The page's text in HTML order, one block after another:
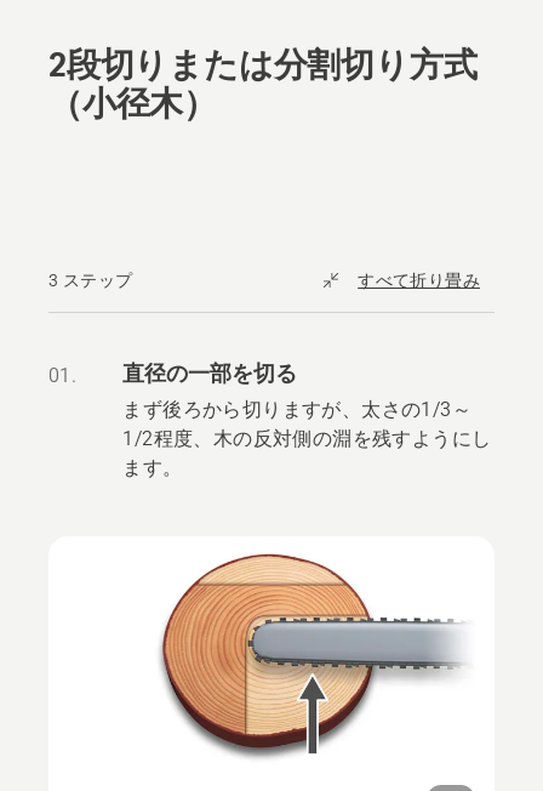
2段切りまたは分割切り方式
（小径木）
3 ステップ すべて折り畳み
01. 直径の一部を切る
まず後ろから切りますが、太さの1/3～
1/2程度、木の反対側の淵を残すようにし
ます。